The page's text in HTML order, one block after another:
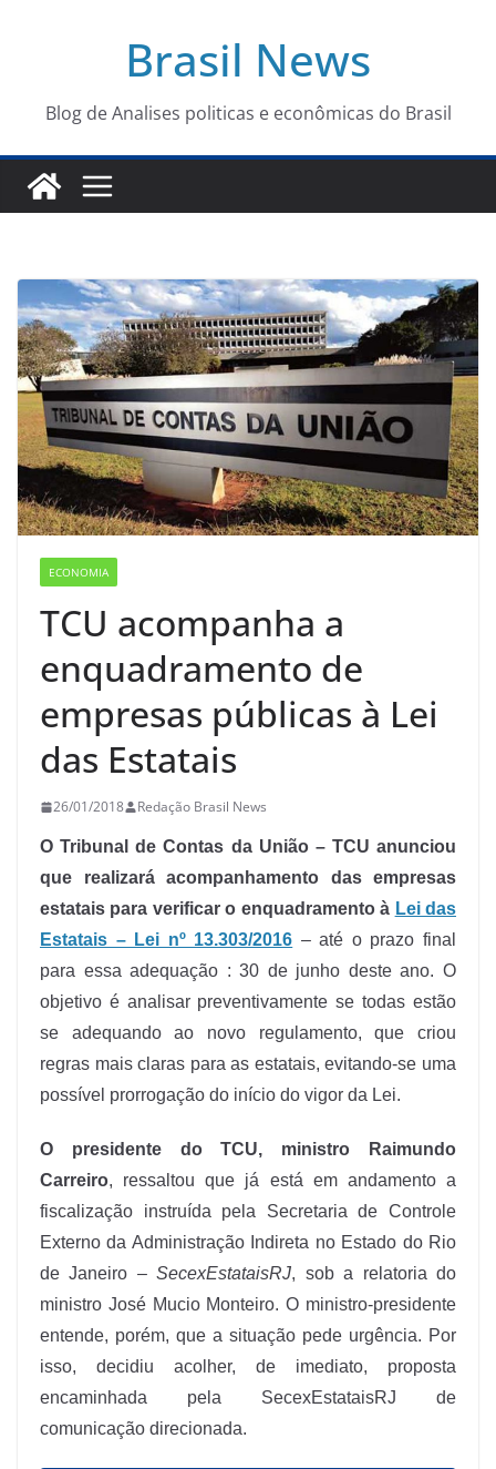
conteúdo
Brasil News
Blog de Analises politicas e econômicas do Brasil
ECONOMIA
TCU acompanha a
enquadramento de
empresas públicas à Lei
das Estatais
26/01/2018 Redação Brasil News
O Tribunal de Contas da União – TCU anunciou
que realizará acompanhamento das empresas
estatais para verificar o enquadramento à Lei das
Estatais – Lei nº 13.303/2016 – até o prazo final
para essa adequação : 30 de junho deste ano. O
objetivo é analisar preventivamente se todas estão
se adequando ao novo regulamento, que criou
regras mais claras para as estatais, evitando-se uma
possível prorrogação do início do vigor da Lei.
O presidente do TCU, ministro Raimundo
Carreiro, ressaltou que já está em andamento a
fiscalização instruída pela Secretaria de Controle
Externo da Administração Indireta no Estado do Rio
de Janeiro –SecexEstataisRJ, sob a relatoria do
ministro José Mucio Monteiro. O ministro-presidente
entende, porém, que a situação pede urgência. Por
isso, decidiu acolher, de imediato, proposta
encaminhada pela SecexEstataisRJ de
comunicação direcionada.